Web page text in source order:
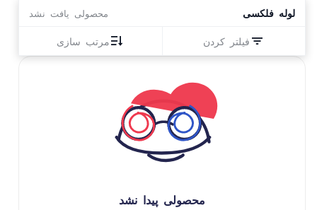
لوله فلکسی محصولی یافت نشد
فیلتر کردن مرتب سازی
محصولی پیدا نشد